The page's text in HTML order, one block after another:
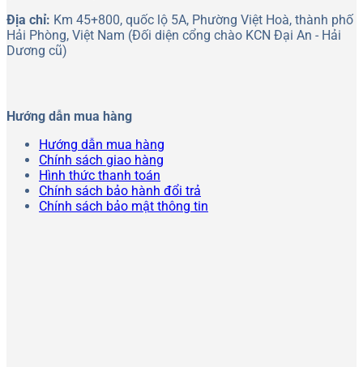
Địa chỉ: Km 45+800, quốc lộ 5A, Phường Việt Hoà, thành phố
Hải Phòng, Việt Nam (Đối diện cổng chào KCN Đại An - Hải
Dương cũ)
Hướng dẫn mua hàng
Hướng dẫn mua hàng
Chính sách giao hàng
Hình thức thanh toán
Chính sách bảo hành đổi trả
Chính sách bảo mật thông tin